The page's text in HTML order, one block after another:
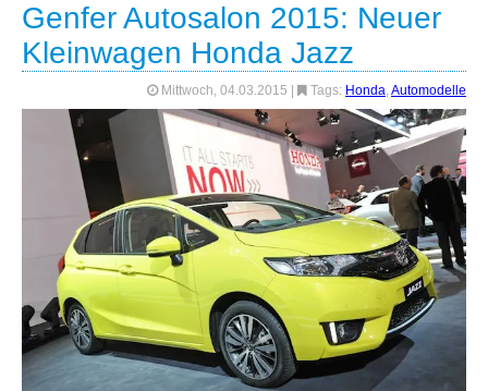
Genfer Autosalon 2015: Neuer
Kleinwagen Honda Jazz
Mittwoch, 04.03.2015 Tags: Honda, Automodelle